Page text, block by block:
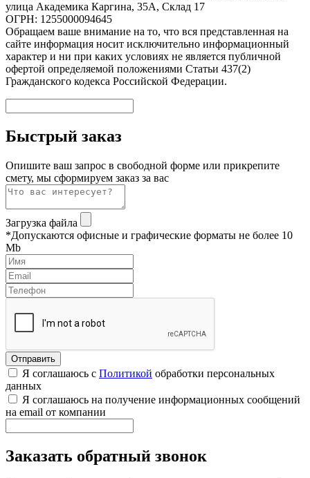
улица Академика Каргина, 35А, Склад 17
ОГРН: 1255000094645
Обращаем ваше внимание на то, что вся представленная на
сайте информация носит исключительно информационный
характер и ни при каких условиях не является публичной
офертой определяемой положениями Статьи 437(2)
Гражданского кодекса Российской Федерации.
Быстрый заказ
Опишите ваш запрос в свободной форме или прикрепите
смету, мы сформируем заказ за вас
Загрузка файла
*Допускаются офисные и графические форматы не более 10
Mb
Я соглашаюсь с Политикой обработки персональных
данных
Я соглашаюсь на получение информационных сообщений
на email от компании
Заказать обратный звонок